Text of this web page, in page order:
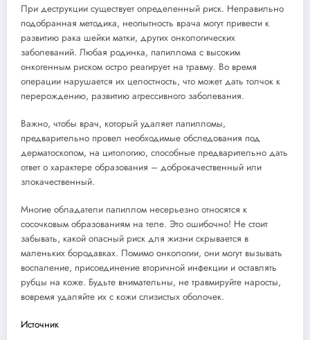
При деструкции существует определенный риск. Неправильно
подобранная методика, неопытность врача могут привести к
развитию рака шейки матки, других онкологических
заболеваний. Любая родинка, папиллома с высоким
онкогенным риском остро реагирует на травму. Во время
операции нарушается их целостность, что может дать толчок к
перерождению, развитию агрессивного заболевания.
Важно, чтобы врач, который удаляет папилломы,
предварительно провел необходимые обследования под
дерматоскопом, на цитологию, способные предварительно дать
ответ о характере образования – доброкачественный или
злокачественный.
Многие обладатели папиллом несерьезно относятся к
сосочковым образованиям на теле. Это ошибочно! Не стоит
забывать, какой опасный риск для жизни скрывается в
маленьких бородавках. Помимо онкологии, они могут вызывать
воспаление, присоединение вторичной инфекции и оставлять
рубцы на коже. Будьте внимательны, не травмируйте наросты,
вовремя удаляйте их с кожи слизистых оболочек.
Источник